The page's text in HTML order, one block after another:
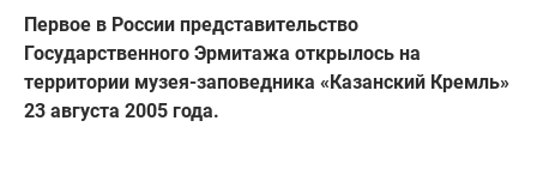
Первое в России представительство
Государственного Эрмитажа открылось на
территории музея-заповедника «Казанский Кремль»
23 августа 2005 года.